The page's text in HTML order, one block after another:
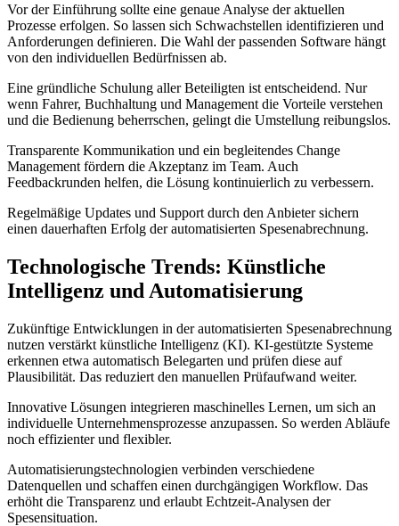
Vor der Einführung sollte eine genaue Analyse der aktuellen
Prozesse erfolgen. So lassen sich Schwachstellen identifizieren und
Anforderungen definieren. Die Wahl der passenden Software hängt
von den individuellen Bedürfnissen ab.
Eine gründliche Schulung aller Beteiligten ist entscheidend. Nur
wenn Fahrer, Buchhaltung und Management die Vorteile verstehen
und die Bedienung beherrschen, gelingt die Umstellung reibungslos.
Transparente Kommunikation und ein begleitendes Change
Management fördern die Akzeptanz im Team. Auch
Feedbackrunden helfen, die Lösung kontinuierlich zu verbessern.
Regelmäßige Updates und Support durch den Anbieter sichern
einen dauerhaften Erfolg der automatisierten Spesenabrechnung.
Technologische Trends: Künstliche
Intelligenz und Automatisierung
Zukünftige Entwicklungen in der automatisierten Spesenabrechnung
nutzen verstärkt künstliche Intelligenz (KI). KI-gestützte Systeme
erkennen etwa automatisch Belegarten und prüfen diese auf
Plausibilität. Das reduziert den manuellen Prüfaufwand weiter.
Innovative Lösungen integrieren maschinelles Lernen, um sich an
individuelle Unternehmensprozesse anzupassen. So werden Abläufe
noch effizienter und flexibler.
Automatisierungstechnologien verbinden verschiedene
Datenquellen und schaffen einen durchgängigen Workflow. Das
erhöht die Transparenz und erlaubt Echtzeit-Analysen der
Spesensituation.